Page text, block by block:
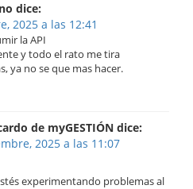
dice:
2025 a las 12:41
la API
y todo el rato me tira
ya no se que mas hacer.
de myGESTIÓN dice:
2025 a las 11:07
experimentando problemas al